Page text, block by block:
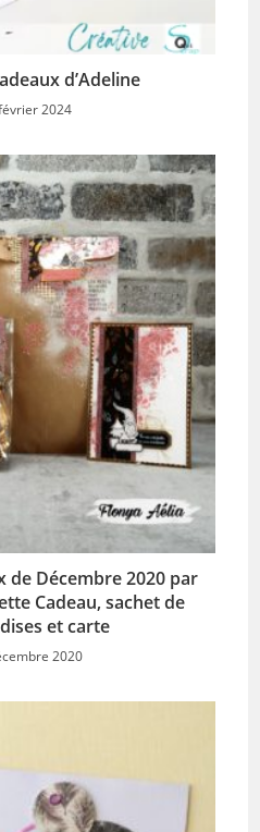
d’Adeline
2024
de Décembre 2020 par
Cadeau, sachet de
et carte
2020